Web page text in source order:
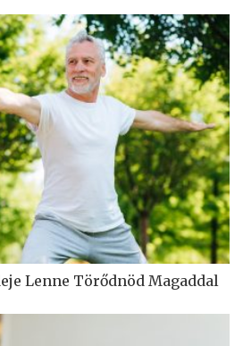
Lenne Törődnöd Magaddal